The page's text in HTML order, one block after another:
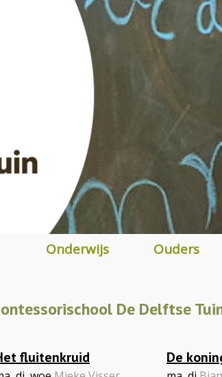
Onderwijs Ouders
De Delftse
fluitenkruid De